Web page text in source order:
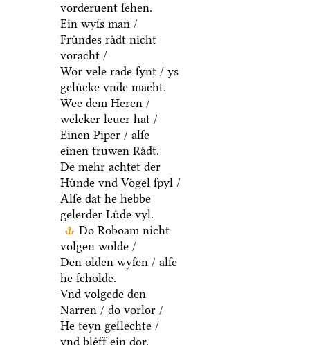
vorderuent ſehen.
Ein wyſs man /
Fruͤndes raͤdt nicht
voracht /
Wor vele rade ſynt / ys
geluͤcke vnde macht.
Wee dem Heren /
welcker leuer hat /
Einen Piper / alſe
einen truwen Raͤdt.
De mehr achtet der
Huͤnde vnd Voͤgel ſpyl /
Alſe dat he hebbe
gelerder Luͤde vyl.
Do Roboam nicht
volgen wolde /
Den olden wyſen / alſe
he ſcholde.
Vnd volgede den
Narren / do vorlor /
He teyn geſlechte /
vnd bleͤff ein dor.